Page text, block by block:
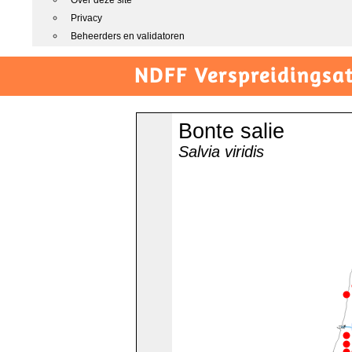
Privacy
Beheerders en validatoren
NDFF